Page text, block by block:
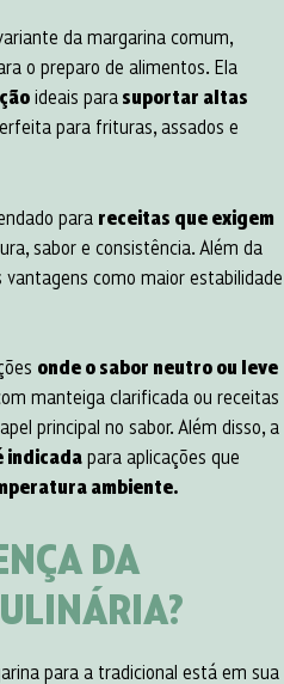
da margarina comum,
o preparo de alimentos. Ela
ideais para suportar altas
para frituras, assados e
para receitas que exigem
sabor e consistência. Além da
como maior estabilidade
onde o sabor neutro ou leve
manteiga clarificada ou receitas
principal no sabor. Além disso, a
indicada para aplicações que
ambiente.
DA
para a tradicional está em sua